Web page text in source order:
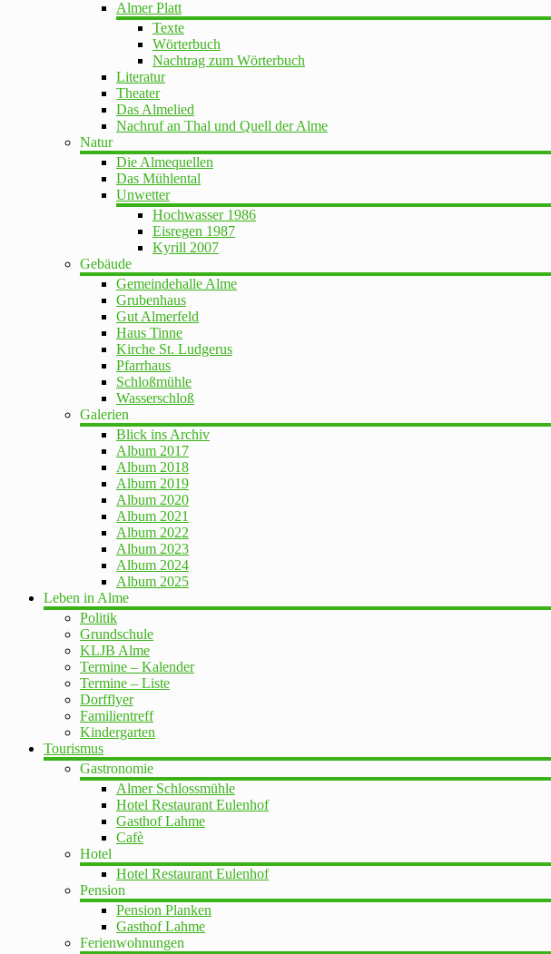
Almer Platt
Texte
Wörterbuch
Nachtrag zum Wörterbuch
Literatur
Theater
Das Almelied
Nachruf an Thal und Quell der Alme
Natur
Die Almequellen
Das Mühlental
Unwetter
Hochwasser 1986
Eisregen 1987
Kyrill 2007
Gebäude
Gemeindehalle Alme
Grubenhaus
Gut Almerfeld
Haus Tinne
Kirche St. Ludgerus
Pfarrhaus
Schloßmühle
Wasserschloß
Galerien
Blick ins Archiv
Album 2017
Album 2018
Album 2019
Album 2020
Album 2021
Album 2022
Album 2023
Album 2024
Album 2025
Leben in Alme
Politik
Grundschule
KLJB Alme
Termine – Kalender
Termine – Liste
Dorfflyer
Familientreff
Kindergarten
Tourismus
Gastronomie
Almer Schlossmühle
Hotel Restaurant Eulenhof
Gasthof Lahme
Cafè
Hotel
Hotel Restaurant Eulenhof
Pension
Pension Planken
Gasthof Lahme
Ferienwohnungen